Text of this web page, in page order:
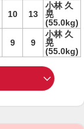
10 13
小林 久
晃
(55.0kg)
9 9
小林 久
晃
(55.0kg)